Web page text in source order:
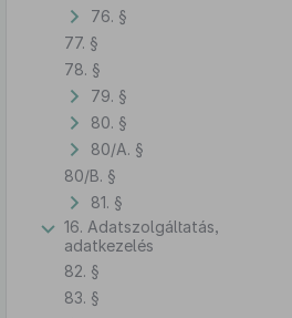
76. §
77. §
78. §
79. §
80. §
80/A. §
80/B. §
81. §
16. Adatszolgáltatás,
adatkezelés
82. §
83. §